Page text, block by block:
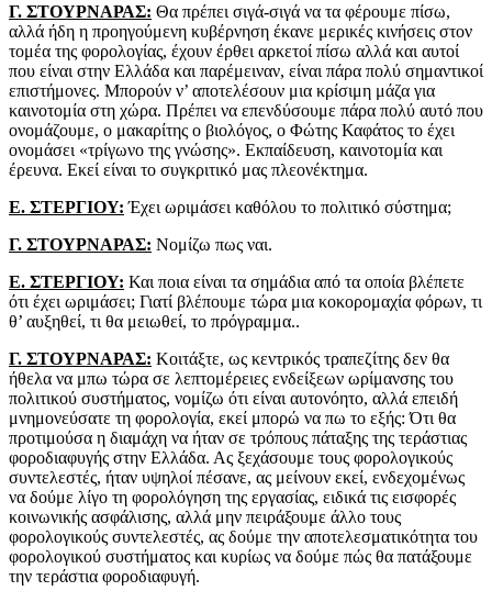
Γ. ΣΤΟΥΡΝΑΡΑΣ: Θα πρέπει σιγά-σιγά να τα φέρουμε πίσω,
αλλά ήδη η προηγούμενη κυβέρνηση έκανε μερικές κινήσεις στον
τομέα της φορολογίας, έχουν έρθει αρκετοί πίσω αλλά και αυτοί
που είναι στην Ελλάδα και παρέμειναν, είναι πάρα πολύ σημαντικοί
επιστήμονες. Μπορούν ν’ αποτελέσουν μια κρίσιμη μάζα για
καινοτομία στη χώρα. Πρέπει να επενδύσουμε πάρα πολύ αυτό που
ονομάζουμε, ο μακαρίτης ο βιολόγος, ο Φώτης Καφάτος το έχει
ονομάσει «τρίγωνο της γνώσης». Εκπαίδευση, καινοτομία και
έρευνα. Εκεί είναι το συγκριτικό μας πλεονέκτημα.
Ε. ΣΤΕΡΓΙΟΥ: Έχει ωριμάσει καθόλου το πολιτικό σύστημα;
Γ. ΣΤΟΥΡΝΑΡΑΣ: Νομίζω πως ναι.
Ε. ΣΤΕΡΓΙΟΥ: Και ποια είναι τα σημάδια από τα οποία βλέπετε
ότι έχει ωριμάσει; Γιατί βλέπουμε τώρα μια κοκορομαχία φόρων, τι
θ’ αυξηθεί, τι θα μειωθεί, το πρόγραμμα..
Γ. ΣΤΟΥΡΝΑΡΑΣ: Κοιτάξτε, ως κεντρικός τραπεζίτης δεν θα
ήθελα να μπω τώρα σε λεπτομέρειες ενδείξεων ωρίμανσης του
πολιτικού συστήματος, νομίζω ότι είναι αυτονόητο, αλλά επειδή
μνημονεύσατε τη φορολογία, εκεί μπορώ να πω το εξής: Ότι θα
προτιμούσα η διαμάχη να ήταν σε τρόπους πάταξης της τεράστιας
φοροδιαφυγής στην Ελλάδα. Ας ξεχάσουμε τους φορολογικούς
συντελεστές, ήταν υψηλοί πέσανε, ας μείνουν εκεί, ενδεχομένως
να δούμε λίγο τη φορολόγηση της εργασίας, ειδικά τις εισφορές
κοινωνικής ασφάλισης, αλλά μην πειράξουμε άλλο τους
φορολογικούς συντελεστές, ας δούμε την αποτελεσματικότητα του
φορολογικού συστήματος και κυρίως να δούμε πώς θα πατάξουμε
την τεράστια φοροδιαφυγή.